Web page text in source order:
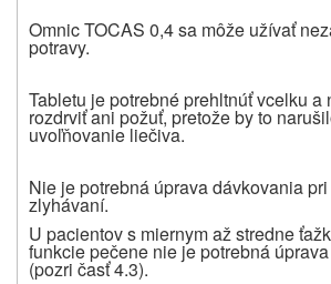
Omnic TOCAS 0,4 sa môže užívať
potravy.
Tabletu je potrebné prehltnúť vcelku a
rozdrviť ani požuť, pretože by to
uvoľňovanie liečiva.
Nie je potrebná úprava dávkovania
zlyhávaní.
U pacientov s miernym až stredne
funkcie pečene nie je potrebná
(pozri časť 4.3).